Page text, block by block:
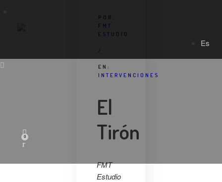
Es
0
POR:
FMT
ESTUDIO
/
EN:
INTERVENCIONES
El
Tirón
FMT
Estudio